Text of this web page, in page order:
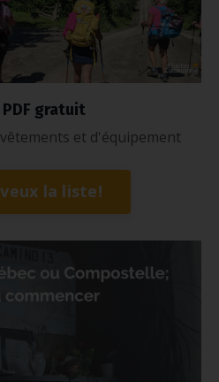
PDF gratuit
et d'équipement
veux la liste!